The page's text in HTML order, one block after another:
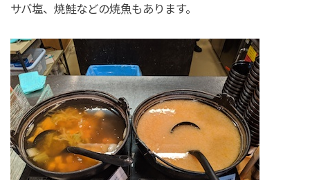
サバ塩、焼鮭などの焼魚もあります。